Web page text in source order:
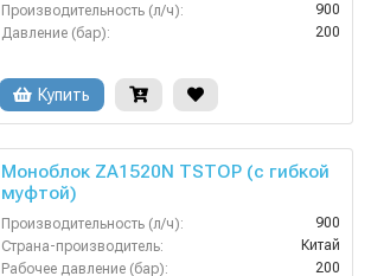
Производительность (л/ч):
900
Давление (бар):
200
Страна-производитель:
Купить
Моноблок ZA1520N TSTOP (с гибкой
муфтой)
Производительность (л/ч):
900
Страна-производитель:
Китай
Рабочее давление (бар):
200